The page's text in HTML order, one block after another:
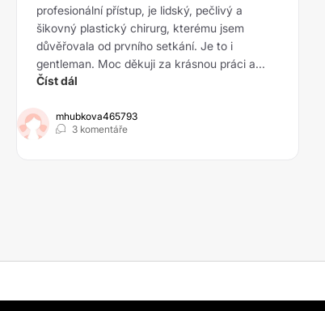
profesionální přístup, je lidský, pečlivý a
šikovný plastický chirurg, kterému jsem
důvěřovala od prvního setkání. Je to i
gentleman. Moc děkuji za krásnou práci a...
Číst dál
mhubkova465793
3 komentáře